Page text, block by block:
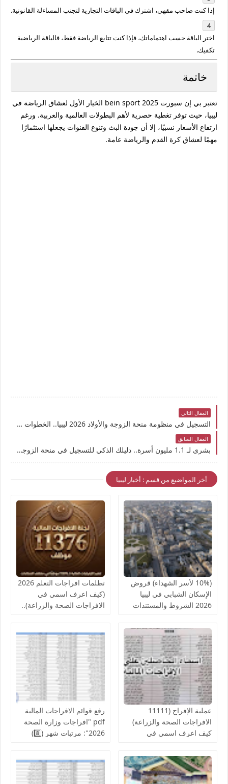
إذا كنت صاحب مقهى، اشترك في الباقات التجارية لتجنب المساءلة القانونية.
اختر الباقة حسب اهتماماتك، فإذا كنت تتابع الرياضة فقط، فالباقة الرياضية
تكفيك.
خاتمة
تعتبر بي إن سبورت bein sport 2025
الخيار الأول لعشاق الرياضة في
ليبيا، حيث توفر تغطية حصرية لأهم البطولات العالمية والعربية. ورغم
ارتفاع الأسعار نسبيًا، إلا أن جودة البث وتنوع القنوات يجعلها استثمارًا
مهمًا لعشاق كرة القدم والرياضة عامة.
المقال التالي
التسجيل في منظومة منحة الزوجة والأولاد 2026 ليبيا.. الخطوات والشروط والفئات المستفيدة
المقال السابق
بشرى لـ 1.1 مليون أسرة.. دليلك الذكي للتسجيل في منحة الزوجة والأولاد 2026 (خطوة بخطوة)
أخر المواضيع من قسم : أخبار ليبيا
(10% لأسر الشهداء) قروض
الإسكان الشبابي في ليبيا
2026 الشروط والمستندات
والتعديلات الجديدة
تظلمات افراجات التعلم 2026
(كيف اعرف اسمي في
الافراجات الصحة والزراعة)..
الصحة ومراقبات التعليم
عملية الإفراج (11111
الافراجات الصحة والزراعة)
كيف اعرف اسمي في
لإنجاز الإفراج المالي عن
رواتب الموظفين لشهر
أغسطس
رفع قوائم الافراجات المالية
pdf "افراجات وزارة الصحة
2026": مرتبات شهر (8️⃣)
الوطني للبحوث الطبية
والكليات التقنية والمعاهد